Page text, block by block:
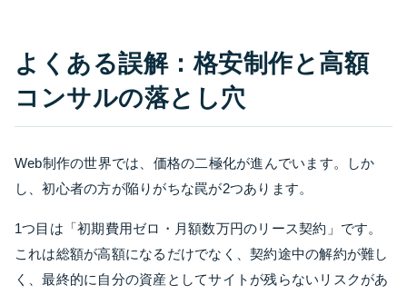
よくある誤解：格安制作と高額
コンサルの落とし穴
Web制作の世界では、価格の二極化が進んでいます。しか
し、初心者の方が陥りがちな罠が2つあります。
1つ目は「初期費用ゼロ・月額数万円のリース契約」です。
これは総額が高額になるだけでなく、契約途中の解約が難し
く、最終的に自分の資産としてサイトが残らないリスクがあ